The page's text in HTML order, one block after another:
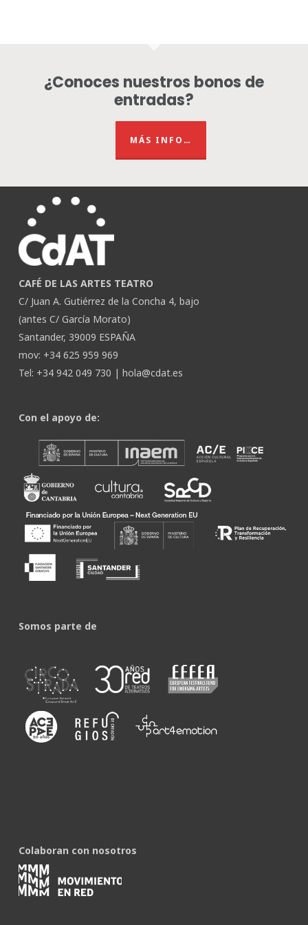
¿Conoces nuestros bonos de
entradas?
MÁS INFO…
CAFÉ DE LAS ARTES TEATRO
C/ Juan A. Gutiérrez de la Concha 4, bajo
(antes C/ García Morato)
Santander, 39009 ESPAÑA
mov: +34 625 959 969
Tel: +34 942 049 730 | hola@cdat.es
Con el apoyo de:
Somos parte de
Colaboran con nosotros